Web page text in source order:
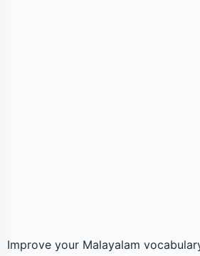
Improve your Malayalam